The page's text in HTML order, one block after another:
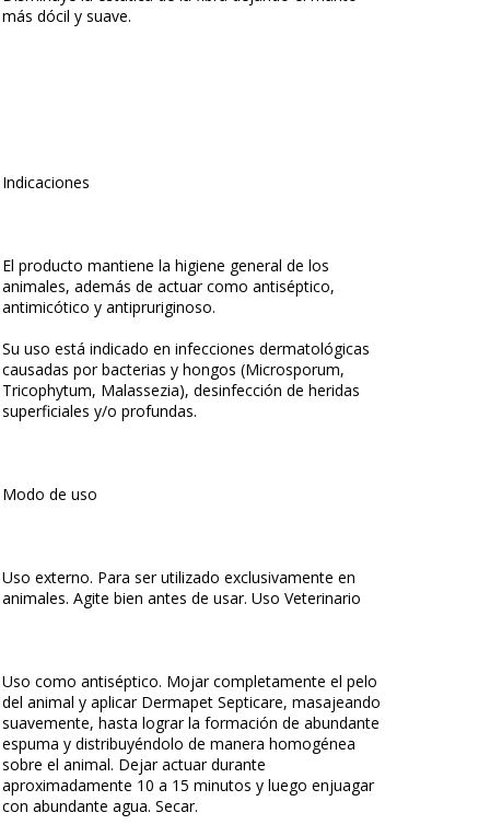
más dócil y suave.
Indicaciones
El producto mantiene la higiene general de los
animales, además de actuar como antiséptico,
antimicótico y antipruriginoso.
Su uso está indicado en infecciones dermatológicas
causadas por bacterias y hongos (Microsporum,
Tricophytum, Malassezia), desinfección de heridas
superficiales y/o profundas.
Modo de uso
Uso externo. Para ser utilizado exclusivamente en
animales. Agite bien antes de usar. Uso Veterinario
Uso como antiséptico. Mojar completamente el pelo
del animal y aplicar Dermapet Septicare, masajeando
suavemente, hasta lograr la formación de abundante
espuma y distribuyéndolo de manera homogénea
sobre el animal. Dejar actuar durante
aproximadamente 10 a 15 minutos y luego enjuagar
con abundante agua. Secar.